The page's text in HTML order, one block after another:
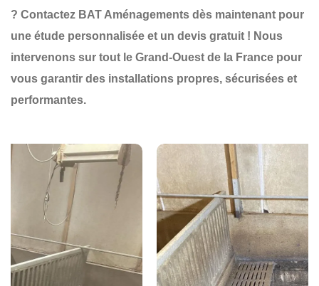
? Contactez BAT Aménagements dès maintenant pour
une étude personnalisée et un devis gratuit ! Nous
intervenons sur tout le Grand-Ouest de la France pour
vous garantir des installations propres, sécurisées et
performantes.